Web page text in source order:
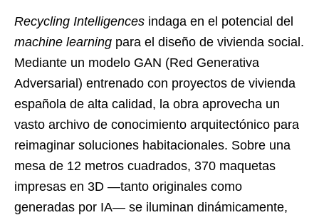
Recycling Intelligences indaga en el potencial del
machine learning para el diseño de vivienda social.
Mediante un modelo GAN (Red Generativa
Adversarial) entrenado con proyectos de vivienda
española de alta calidad, la obra aprovecha un
vasto archivo de conocimiento arquitectónico para
reimaginar soluciones habitacionales. Sobre una
mesa de 12 metros cuadrados, 370 maquetas
impresas en 3D —tanto originales como
generadas por IA— se iluminan dinámicamente,